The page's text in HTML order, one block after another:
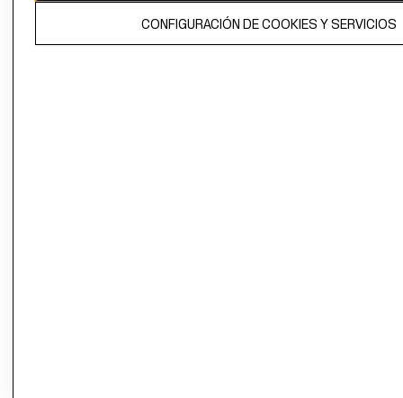
El contenido de esta página web está protegido por copyright y es
propiedad de H&M Hennes & Mauritz AB.CONFIGURACIÓN DE COOKIES Y SERVICIOS